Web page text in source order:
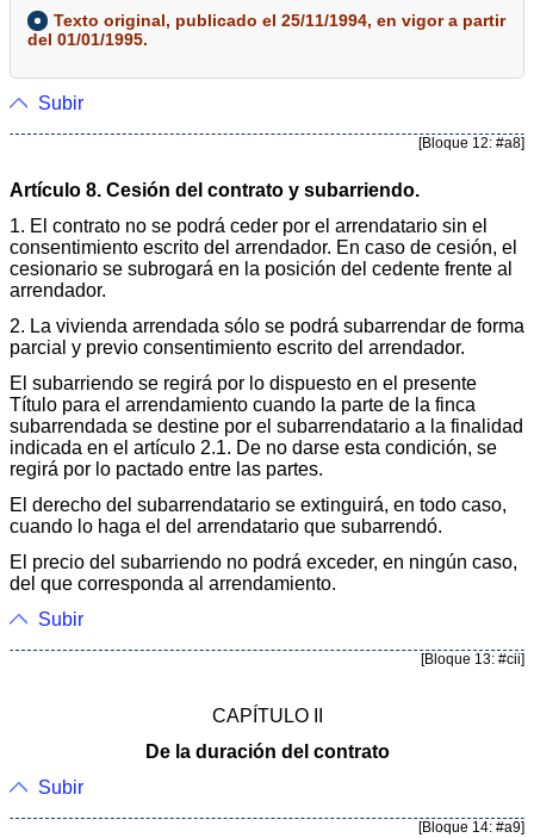
Texto original, publicado el 25/11/1994, en vigor a partir
del 01/01/1995.
Subir
[Bloque 12: #a8]
Artículo 8. Cesión del contrato y subarriendo.
1. El contrato no se podrá ceder por el arrendatario sin el
consentimiento escrito del arrendador. En caso de cesión, el
cesionario se subrogará en la posición del cedente frente al
arrendador.
2. La vivienda arrendada sólo se podrá subarrendar de forma
parcial y previo consentimiento escrito del arrendador.
El subarriendo se regirá por lo dispuesto en el presente
Título para el arrendamiento cuando la parte de la finca
subarrendada se destine por el subarrendatario a la finalidad
indicada en el artículo 2.1. De no darse esta condición, se
regirá por lo pactado entre las partes.
El derecho del subarrendatario se extinguirá, en todo caso,
cuando lo haga el del arrendatario que subarrendó.
El precio del subarriendo no podrá exceder, en ningún caso,
del que corresponda al arrendamiento.
Subir
[Bloque 13: #cii]
CAPÍTULO II
De la duración del contrato
Subir
[Bloque 14: #a9]